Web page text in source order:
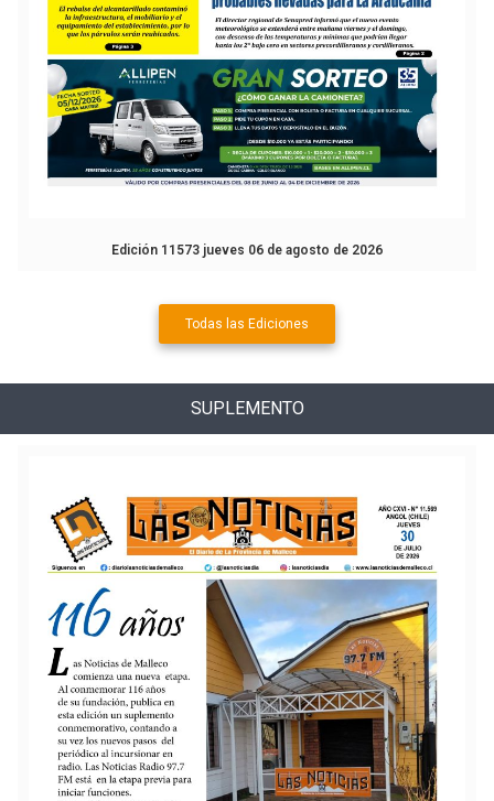
Edición 11573 jueves 06 de agosto de 2026
Todas las Ediciones
SUPLEMENTO